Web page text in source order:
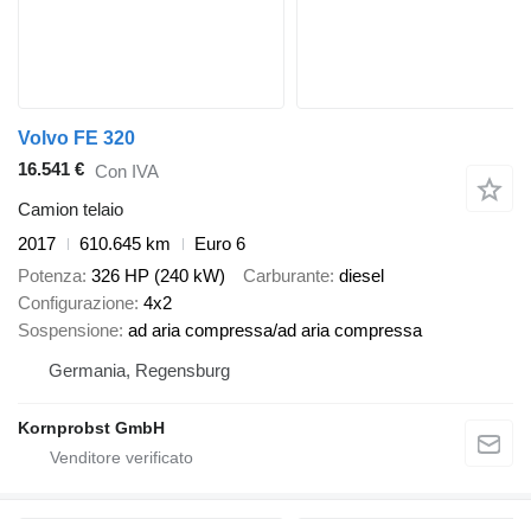
Volvo FE 320
16.541 € Con IVA
Camion telaio
2017
610.645 km
Euro 6
Potenza 326 HP (240 kW) Carburante diesel
Configurazione 4x2
Sospensione ad aria compressa/ad aria compressa
Germania, Regensburg
Kornprobst GmbH